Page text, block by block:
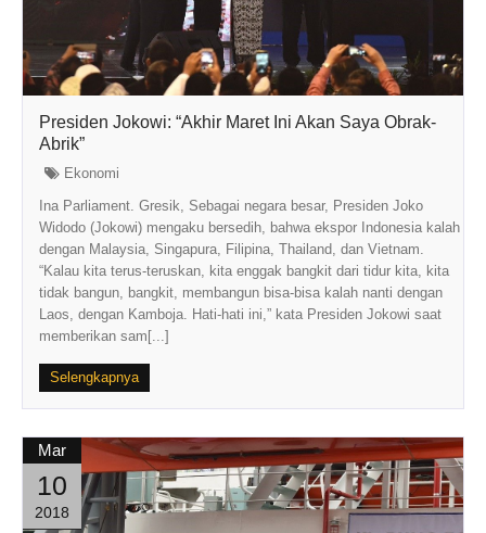
Presiden Jokowi: “Akhir Maret Ini Akan Saya Obrak-
Abrik”
Ekonomi
Ina Parliament. Gresik, Sebagai negara besar, Presiden Joko
Widodo (Jokowi) mengaku bersedih, bahwa ekspor Indonesia kalah
dengan Malaysia, Singapura, Filipina, Thailand, dan Vietnam.
“Kalau kita terus-teruskan, kita enggak bangkit dari tidur kita, kita
tidak bangun, bangkit, membangun bisa-bisa kalah nanti dengan
Laos, dengan Kamboja. Hati-hati ini,” kata Presiden Jokowi saat
memberikan sam[...]
Selengkapnya
Mar
10
2018